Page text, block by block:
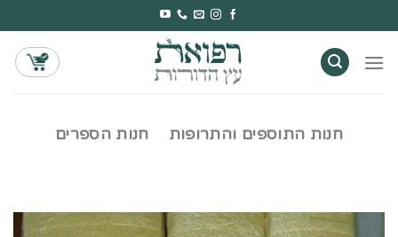
to
content
חנות התוספים והתרופות חנות הספרים